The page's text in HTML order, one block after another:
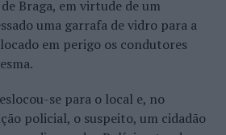
Braga, em virtude de um
uma garrafa de vidro para a
em perigo os condutores
se para o local e, no
policial, o suspeito, um cidadão